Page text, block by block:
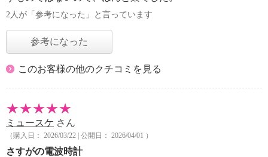
2人が「参考になった」と言っています
参考になった
このお客様の他のクチコミを見る
ミュースケ さん
（購入日： 2026/03/22 | 公開日： 2026/04/01 ）
さすがの電波時計